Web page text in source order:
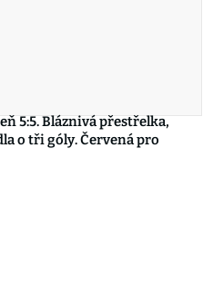
5:5. Bláznivá přestřelka,
o tři góly. Červená pro